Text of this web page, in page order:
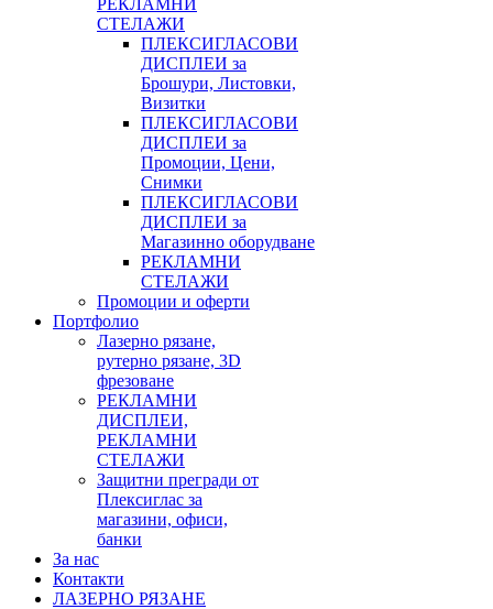
СТЕЛАЖИ
ПЛЕКСИГЛАСОВИ
ДИСПЛЕИ за
Брошури, Листовки,
Визитки
ПЛЕКСИГЛАСОВИ
ДИСПЛЕИ за
Промоции, Цени,
Снимки
ПЛЕКСИГЛАСОВИ
ДИСПЛЕИ за
Магазинно оборудване
РЕКЛАМНИ
СТЕЛАЖИ
Промоции и оферти
Портфолио
Лазерно рязане,
рутерно рязане, 3D
фрезоване
РЕКЛАМНИ
ДИСПЛЕИ,
РЕКЛАМНИ
СТЕЛАЖИ
Защитни прегради от
Плексиглас за
магазини, офиси,
банки
За нас
Контакти
ЛАЗЕРНО РЯЗАНЕ